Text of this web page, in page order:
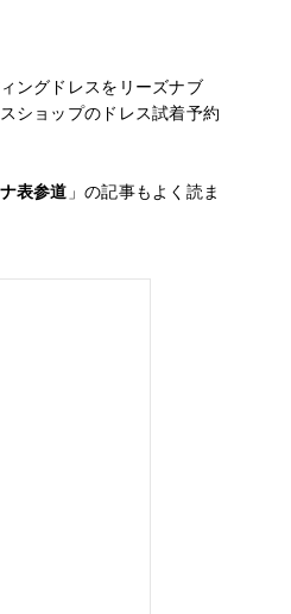
ングドレスをリーズナブ
ショップのドレス試着予約
表参道 」の記事もよく読ま